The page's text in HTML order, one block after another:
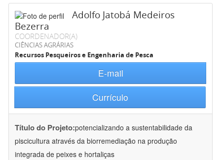
Adolfo Jatobá Medeiros
Bezerra
COORDENADOR(A)
CIÊNCIAS AGRÁRIAS
Recursos Pesqueiros e Engenharia de Pesca
E-mail
Currículo
Título do Projeto:potencializando a sustentabilidade da
piscicultura através da biorremediação na produção
integrada de peixes e hortaliças